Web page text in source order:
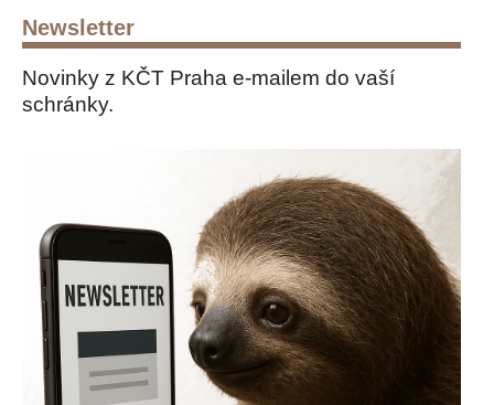
Newsletter
Novinky z KČT Praha e-mailem do vaší
schránky.